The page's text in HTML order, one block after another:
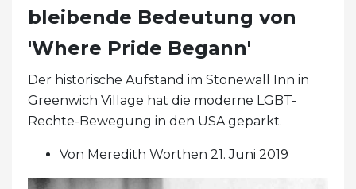
bleibende Bedeutung von
'Where Pride Begann'
Der historische Aufstand im Stonewall Inn in
Greenwich Village hat die moderne LGBT-
Rechte-Bewegung in den USA geparkt.
Von Meredith Worthen 21. Juni 2019